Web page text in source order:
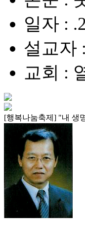
일자 :
설교자
교회 :
[행복나눔축제] "내 생